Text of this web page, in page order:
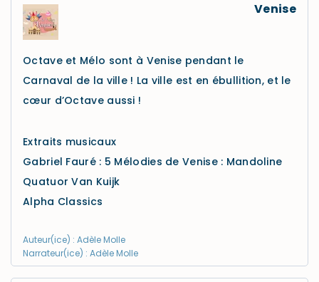
Venise
Octave et Mélo sont à Venise pendant le
Carnaval de la ville ! La ville est en ébullition, et le
cœur d’Octave aussi !
Extraits musicaux
Gabriel Fauré : 5 Mélodies de Venise : Mandoline
Quatuor Van Kuijk
Alpha Classics
Auteur(ice) : Adèle Molle
Narrateur(ice) : Adèle Molle